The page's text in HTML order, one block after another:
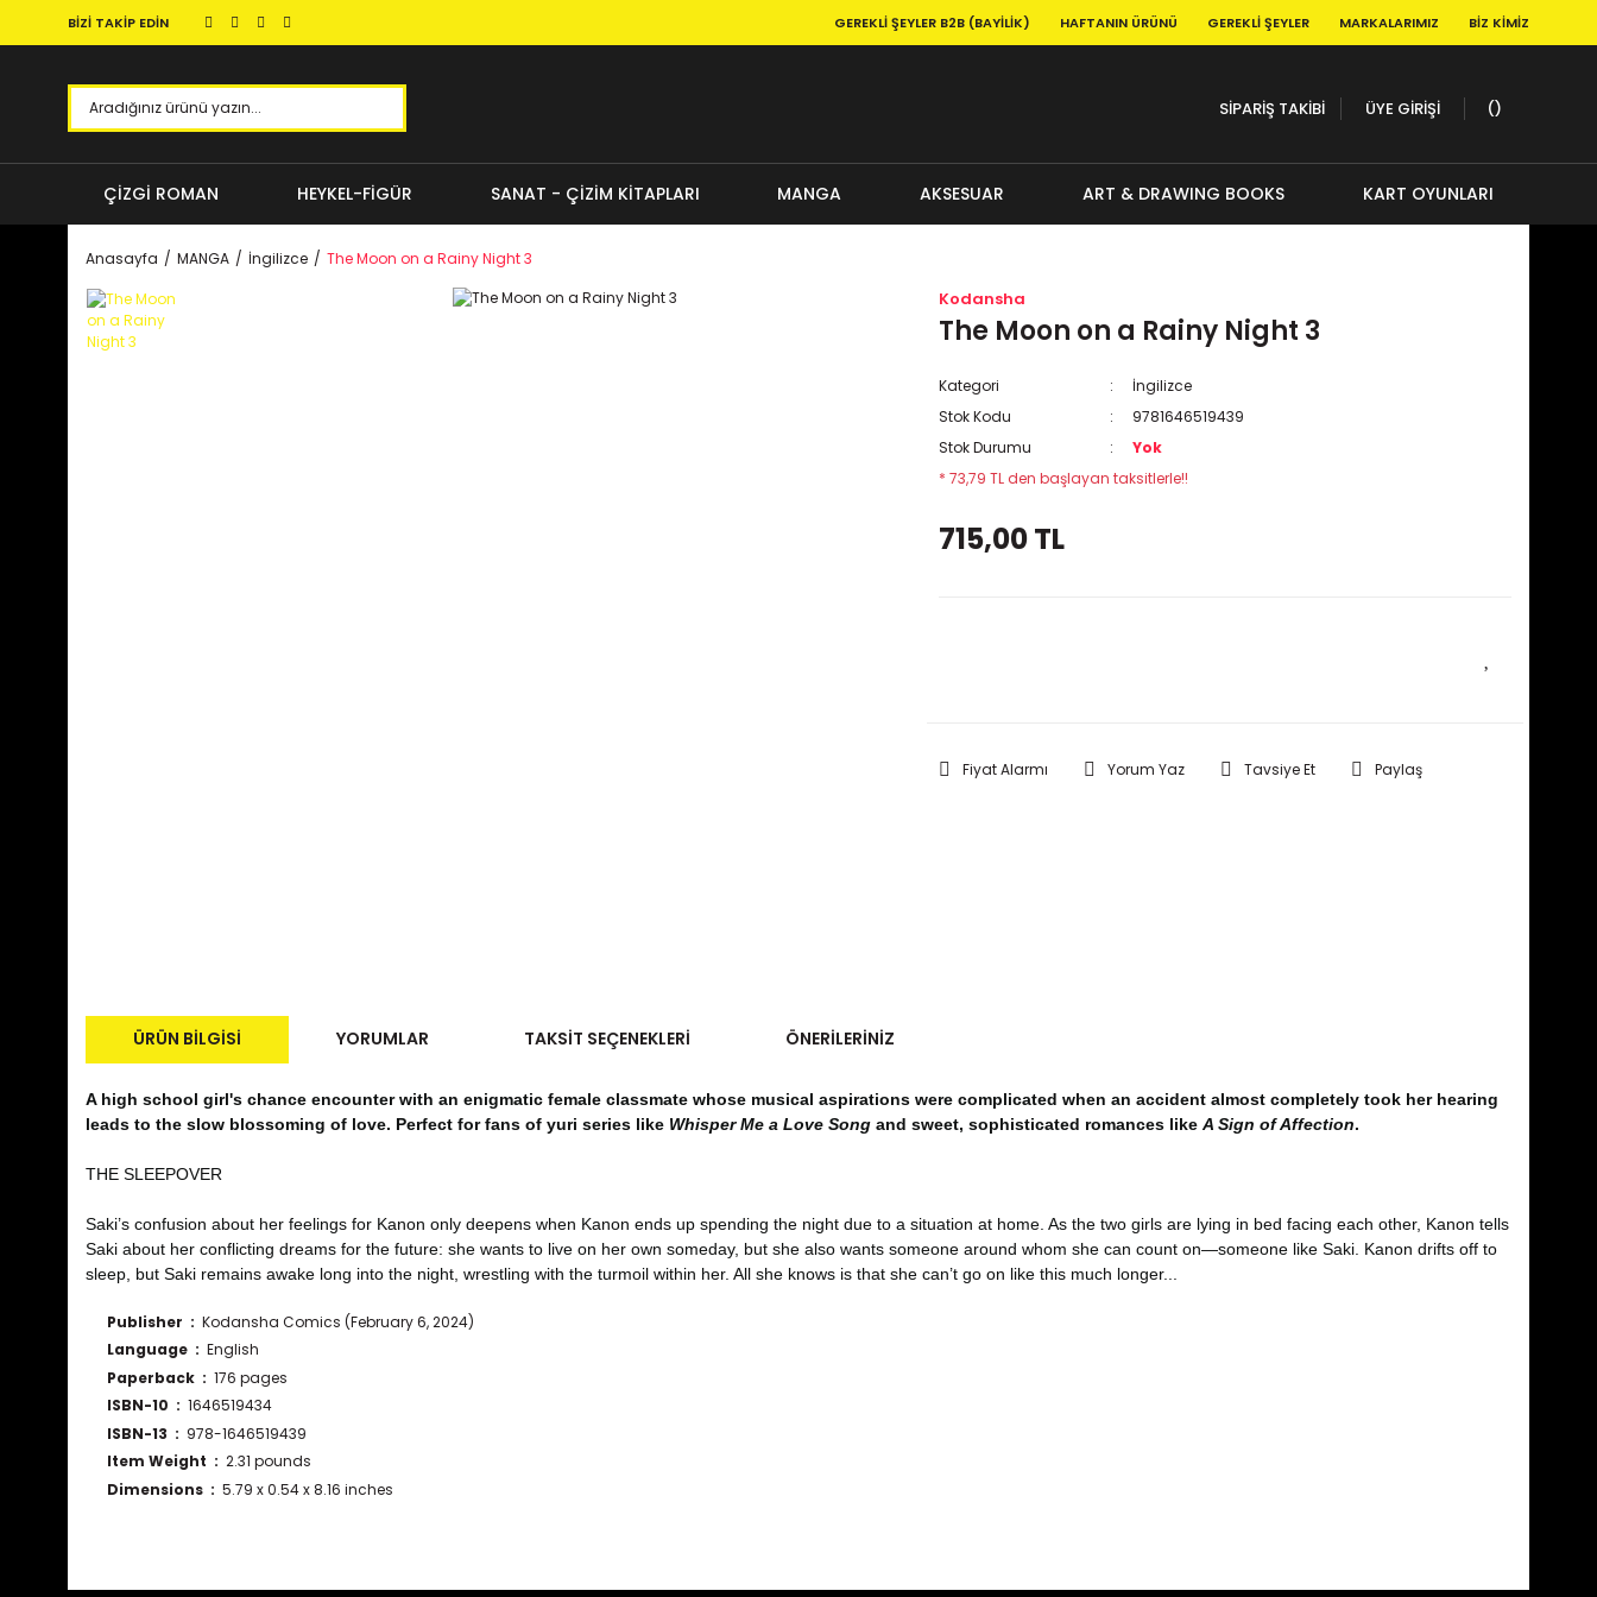
BİZİ TAKİP EDİN GEREKLI ŞEYLER B2B (BAYILIK) HAFTANIN ÜRÜNÜ GEREKLI ŞEYLER MARKALARIMIZ BIZ KIMIZ
SİPARİŞ TAKİBİ ÜYE GİRİŞİ
ÇİZGİ ROMAN HEYKEL-FİGÜR SANAT - ÇİZİM KİTAPLARI MANGA AKSESUAR ART & DRAWING BOOKS KART OYUNLARI
Anasayfa MANGA İngilizce The Moon on a Rainy Night 3
Kodansha
The Moon on a Rainy Night 3
Kategori
İngilizce
Stok Kodu
9781646519439
Stok Durumu
Yok
* 73,79 TL den başlayan taksitlerle!!
715,00 TL
Fiyat Alarmı Yorum Yaz Tavsiye Et Paylaş
ÜRÜN BILGISI YORUMLAR TAKSIT SEÇENEKLERI ÖNERILERINIZ
A high school girl's chance encounter with an enigmatic female classmate whose musical aspirations were complicated when an accident almost completely took her hearing
leads to the slow blossoming of love. Perfect for fans of yuri series like Whisper Me a Love Song and sweet, sophisticated romances like A Sign of Affection.
THE SLEEPOVER
Saki’s confusion about her feelings for Kanon only deepens when Kanon ends up spending the night due to a situation at home. As the two girls are lying in bed facing each other, Kanon tells
Saki about her conflicting dreams for the future: she wants to live on her own someday, but she also wants someone around whom she can count on—someone like Saki. Kanon drifts off to
sleep, but Saki remains awake long into the night, wrestling with the turmoil within her. All she knows is that she can’t go on like this much longer...
Publisher ‏ : ‎ Kodansha Comics (February 6, 2024)
Language ‏ : ‎ English
Paperback ‏ : ‎ 176 pages
ISBN-10 ‏ : ‎ 1646519434
ISBN-13 ‏ : ‎ 978-1646519439
Item Weight ‏ : ‎ 2.31 pounds
Dimensions ‏ : ‎ 5.79 x 0.54 x 8.16 inches
Görüş ve önerileriniz için teşekkür ederiz.